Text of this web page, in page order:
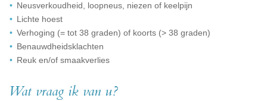
Neusverkoudheid, loopneus, niezen of keelpijn
Lichte hoest
Verhoging (= tot 38 graden) of koorts (> 38 graden)
Benauwdheidsklachten
Reuk en/of smaakverlies
Wat vraag ik van u?